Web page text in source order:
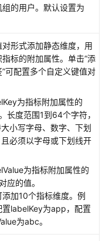
组的用户。默认设置为
对形式添加静态维度，用
标的附加属性。单击“添
可配置多个自定义键值对
为指标附加属性的
长度范围1到64个字符，
小写字母、数字、下划
必须以字母或下划线开
为指标附加属性的
应的值。
添加10个指标维度。例
置labelKey为app，配置
为abc。